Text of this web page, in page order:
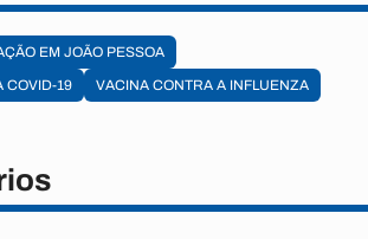
EM JOÃO PESSOA
COVID-19
VACINA CONTRA A INFLUENZA